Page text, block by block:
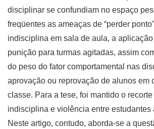
disciplinar se confundiam no espaço
freqüentes as ameaças de “perder
indisciplina em sala de aula, a
punição para turmas agitadas, assim
do peso do fator comportamental nas
aprovação ou reprovação de alunos em
classe. Para a tese, foi mantido o
indisciplina e violência entre estudantes
Neste artigo, contudo, aborda-se a